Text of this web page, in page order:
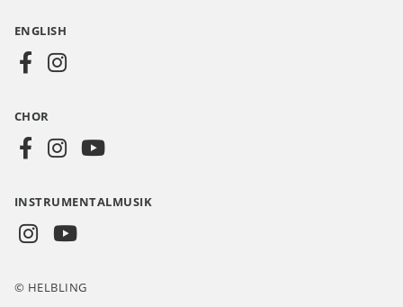
ENGLISH
CHOR
INSTRUMENTALMUSIK
© HELBLING